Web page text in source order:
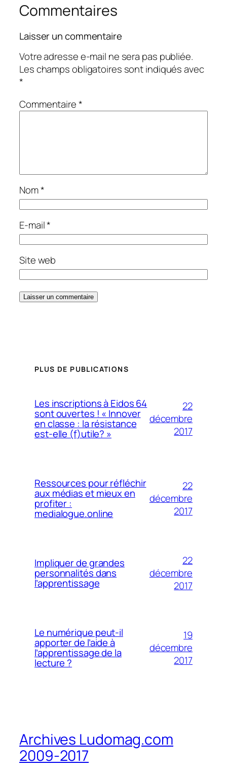
Commentaires
Laisser un commentaire
Votre adresse e-mail ne sera pas publiée.
Les champs obligatoires sont indiqués avec
*
Commentaire*
Nom*
E-mail*
Site web
PLUS DE PUBLICATIONS
Les inscriptions à Eidos 64
sont ouvertes ! « Innover
en classe : la résistance
est-elle (f)utile? »
22
décembre
2017
Ressources pour réfléchir
aux médias et mieux en
profiter :
medialogue.online
22
décembre
2017
Impliquer de grandes
personnalités dans
l’apprentissage
22
décembre
2017
Le numérique peut-il
apporter de l’aide à
l’apprentissage de la
lecture ?
19
décembre
2017
Archives Ludomag.com
2009-2017